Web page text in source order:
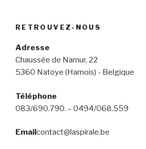
RETROUVEZ-NOUS
Adresse
Chaussée de Namur, 22
5360 Natoye (Hamois) - Belgique
Téléphone
083/690.790. – 0494/068.559
Emailcontact@laspirale.be